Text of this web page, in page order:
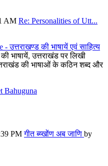
AM Re: Personalities of Utt...
उत्तराखण्ड की भाषायें एवं साहित्य
भाषायें, उत्तराखंड पर लिखी
की भाषाओं के कठिन शब्द और
Bahuguna
PMगीत ब्य्खोंण अब जाणि by